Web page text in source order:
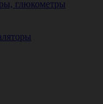
глюкометры